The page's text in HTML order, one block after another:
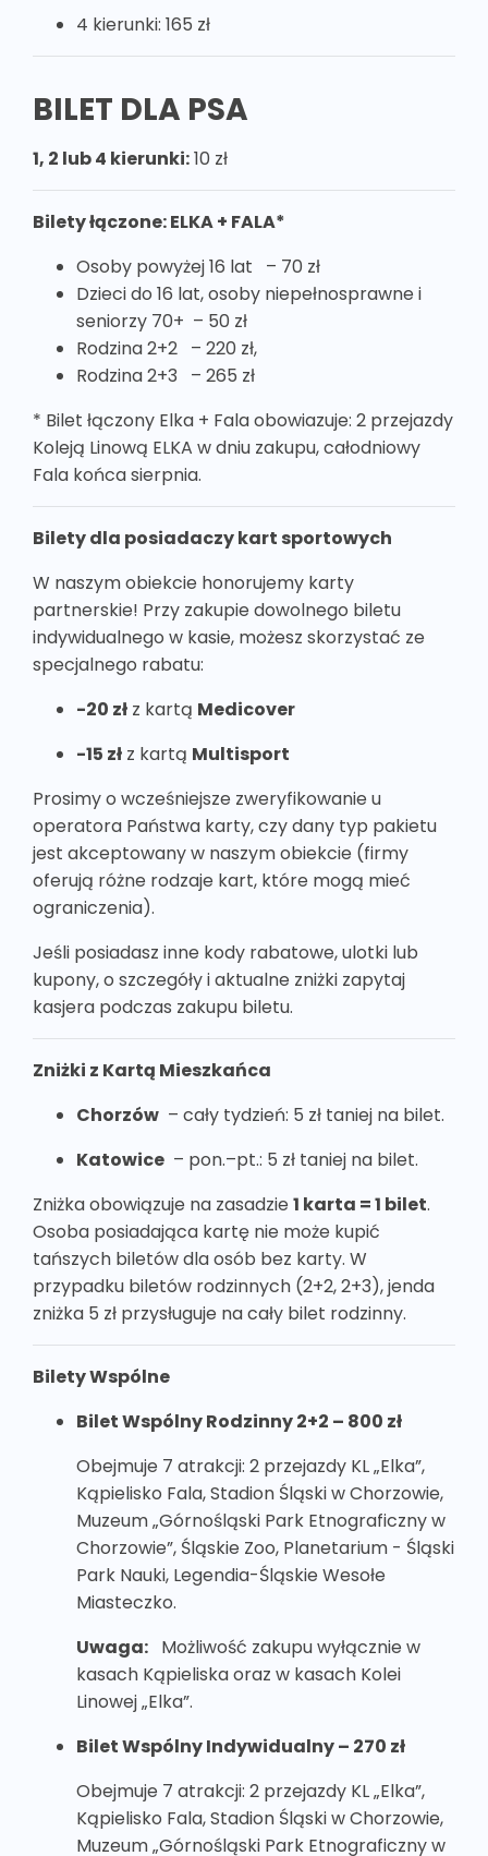
4 kierunki: 165 zł
BILET DLA PSA
1, 2 lub 4 kierunki:10 zł
Bilety łączone: ELKA + FALA*
Osoby powyżej 16 lat – 70 zł
Dzieci do 16 lat, osoby niepełnosprawne i
seniorzy 70+ – 50 zł
Rodzina 2+2 – 220 zł,
Rodzina 2+3 – 265 zł
* Bilet łączony Elka + Fala obowiazuje: 2 przejazdy
Koleją Linową ELKA w dniu zakupu, całodniowy
Fala końca sierpnia.
Bilety dla posiadaczy kart sportowych
W naszym obiekcie honorujemy karty
partnerskie! Przy zakupie dowolnego biletu
indywidualnego w kasie, możesz skorzystać ze
specjalnego rabatu:
-20 zł z kartą Medicover
-15 zł z kartą Multisport
Prosimy o wcześniejsze zweryfikowanie u
operatora Państwa karty, czy dany typ pakietu
jest akceptowany w naszym obiekcie (firmy
oferują różne rodzaje kart, które mogą mieć
ograniczenia).
Jeśli posiadasz inne kody rabatowe, ulotki lub
kupony, o szczegóły i aktualne zniżki zapytaj
kasjera podczas zakupu biletu.
Zniżki z Kartą Mieszkańca
Chorzów – cały tydzień: 5 zł taniej na bilet.
Katowice – pon.–pt.: 5 zł taniej na bilet.
Zniżka obowiązuje na zasadzie 1 karta = 1 bilet.
Osoba posiadająca kartę nie może kupić
tańszych biletów dla osób bez karty. W
przypadku biletów rodzinnych (2+2, 2+3), jenda
zniżka 5 zł przysługuje na cały bilet rodzinny.
Bilety Wspólne
Bilet Wspólny Rodzinny 2+2 – 800 zł
Obejmuje 7 atrakcji: 2 przejazdy KL „Elka”,
Kąpielisko Fala, Stadion Śląski w Chorzowie,
Muzeum „Górnośląski Park Etnograficzny w
Chorzowie”, Śląskie Zoo, Planetarium - Śląski
Park Nauki, Legendia-Śląskie Wesołe
Miasteczko.
Uwaga: Możliwość zakupu wyłącznie w
kasach Kąpieliska oraz w kasach Kolei
Linowej „Elka”.
Bilet Wspólny Indywidualny – 270 zł
Obejmuje 7 atrakcji: 2 przejazdy KL „Elka”,
Kąpielisko Fala, Stadion Śląski w Chorzowie,
Muzeum „Górnośląski Park Etnograficzny w